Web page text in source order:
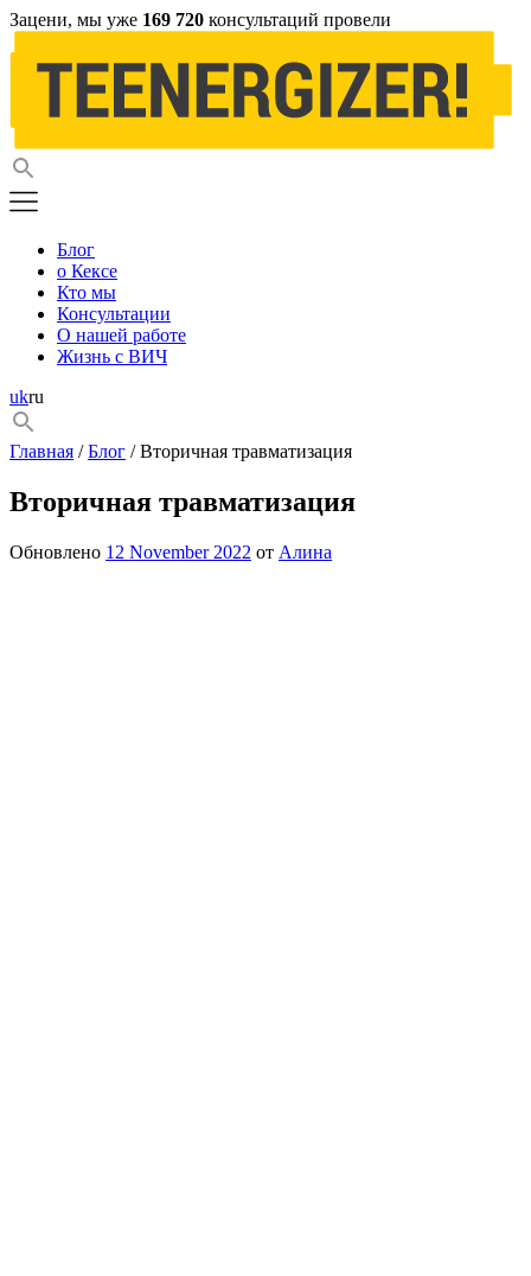
Зацени, мы уже 169 720 консультаций провели
Блог
о Кексе
Кто мы
Консультации
О нашей работе
Жизнь с ВИЧ
ukru
Главная /Блог / Вторичная травматизация
Вторичная травматизация
Обновлено 12 November 2022 от Алина